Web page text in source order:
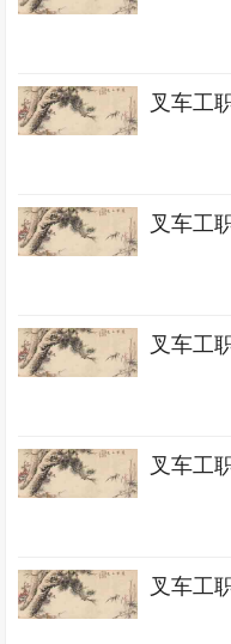
叉车工
叉车工
叉车工
叉车工
叉车工